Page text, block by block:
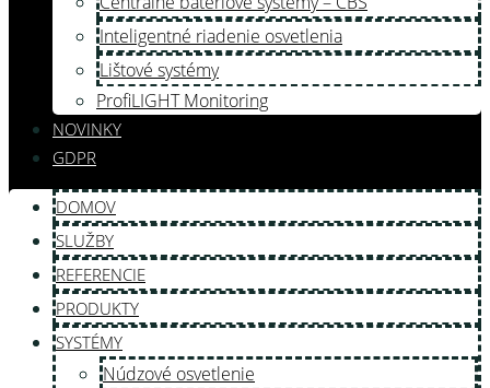
Inteligentné riadenie osvetlenia
Lištové systémy
ProfiLIGHT Monitoring
NOVINKY
GDPR
DOMOV
SLUŽBY
REFERENCIE
PRODUKTY
SYSTÉMY
Núdzové osvetlenie